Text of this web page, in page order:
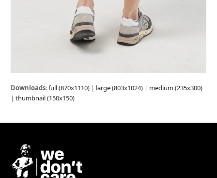
Downloads:full (870x1110) | large (803x1024) | medium (235x300)
|thumbnail (150x150)